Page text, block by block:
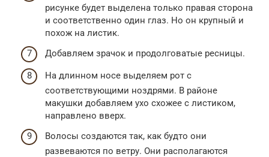
рисунке будет выделена только правая сторона
и соответственно один глаз. Но он крупный и
похож на листик.
Добавляем зрачок и продолговатые ресницы.
На длинном носе выделяем рот с
соответствующими ноздрями. В районе
макушки добавляем ухо схожее с листиком,
направлено вверх.
Волосы создаются так, как будто они
развеваются по ветру. Они располагаются